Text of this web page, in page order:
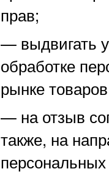
прав;
— выдвигать
обработке
рынке
— на отзыв
также, на